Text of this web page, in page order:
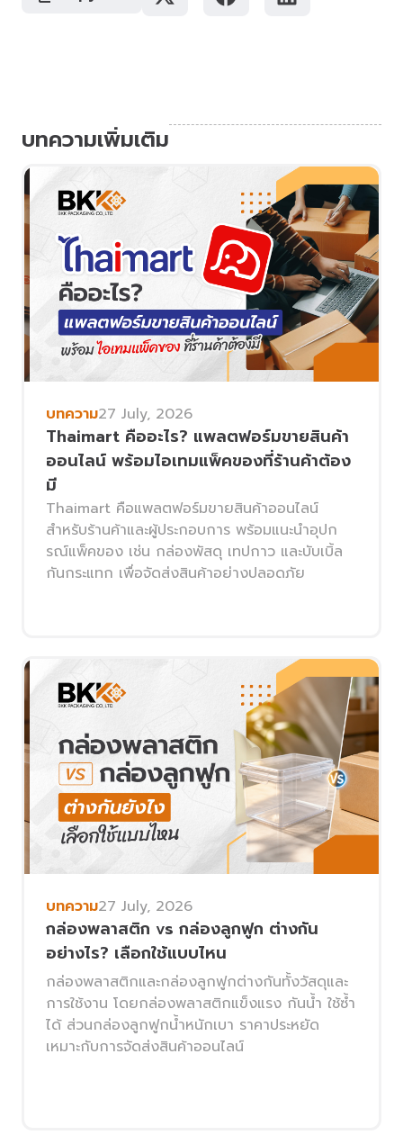
บทความเพิ่มเติม
บทความ27 July, 2026
Thaimart คืออะไร? แพลตฟอร์มขายสินค้า
ออนไลน์ พร้อมไอเทมแพ็คของที่ร้านค้าต้อง
มี
Thaimart คือแพลตฟอร์มขายสินค้าออนไลน์
สำหรับร้านค้าและผู้ประกอบการ พร้อมแนะนำอุปก
รณ์แพ็คของ เช่น กล่องพัสดุ เทปกาว และบับเบิ้ล
กันกระแทก เพื่อจัดส่งสินค้าอย่างปลอดภัย
บทความ27 July, 2026
กล่องพลาสติก vs กล่องลูกฟูก ต่างกัน
อย่างไร? เลือกใช้แบบไหน
กล่องพลาสติกและกล่องลูกฟูกต่างกันทั้งวัสดุและ
การใช้งาน โดยกล่องพลาสติกแข็งแรง กันน้ำ ใช้ซ้ำ
ได้ ส่วนกล่องลูกฟูกน้ำหนักเบา ราคาประหยัด
เหมาะกับการจัดส่งสินค้าออนไลน์